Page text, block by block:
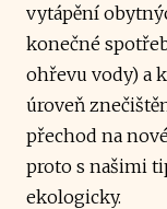
vytápění
konečné
ohřevu vody) a
úroveň
přechod na
proto s našimi
ekologicky.